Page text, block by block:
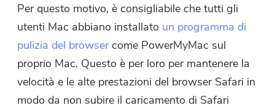
Per questo motivo, è consigliabile che tutti gli
utenti Mac abbiano installato un programma di
pulizia del browsercome PowerMyMac sul
proprio Mac. Questo è per loro per mantenere la
velocità e le alte prestazioni del browser Safari in
modo da non subire il caricamento di Safari